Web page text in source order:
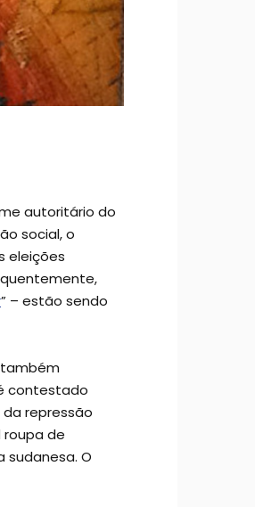
autoritário do
social, o
eleições
” – estão sendo
também
contestado
repressão
de
sudanesa. O